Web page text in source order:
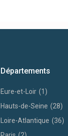
Départements
Eure-et-Loir (1)
Hauts-de-Seine (28)
Loire-Atlantique (36)